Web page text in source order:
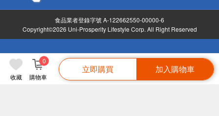
收藏 購物車
0
立即購買 加入購物車
食品業者登錄字號 A-122662550-00000-6
Copyright©2026 Uni-Prosperity Lifestyle Corp. All Right Reserved